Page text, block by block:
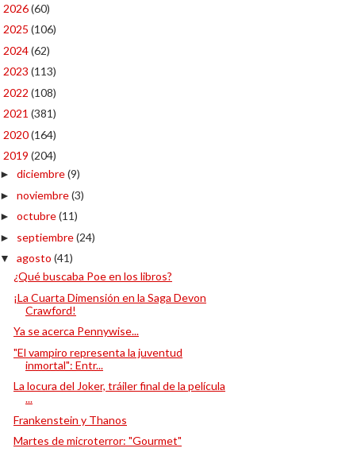
2026(60)
2025 (106)
2024(62)
2023 (113)
2022 (108)
2021 (381)
2020(164)
2019 (204)
► diciembre(9)
► noviembre(3)
► octubre(11)
► septiembre(24)
▼ agosto (41)
¿Qué buscaba Poe en los libros?
¡La Cuarta Dimensión en la Saga Devon
Crawford!
Ya se acerca Pennywise...
"El vampiro representa la juventud
inmortal": Entr...
La locura del Joker, tráiler final de la película
...
Frankenstein y Thanos
Martes de microterror: "Gourmet"